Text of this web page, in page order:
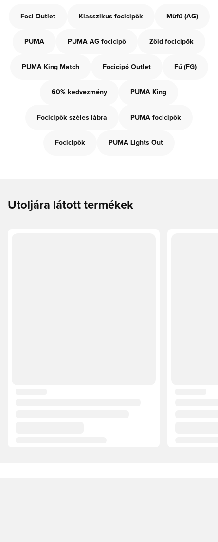
Foci Outlet Klasszikus focicipők Műfű (AG)
PUMA PUMA AG focicipő Zöld focicipők
PUMA King Match Focicipő Outlet Fű (FG)
60% kedvezmény PUMA King
Focicipők széles lábra PUMA focicipők
Focicipők PUMA Lights Out
Utoljára látott termékek